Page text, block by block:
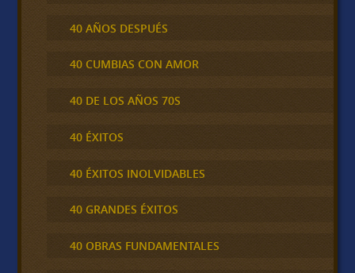
40 AÑOS DESPUÉS
40 CUMBIAS CON AMOR
40 DE LOS AÑOS 70S
40 ÉXITOS
40 ÉXITOS INOLVIDABLES
40 GRANDES ÉXITOS
40 OBRAS FUNDAMENTALES